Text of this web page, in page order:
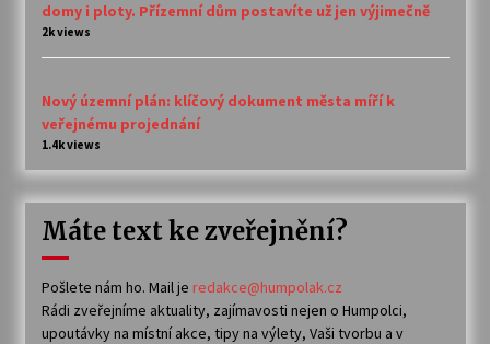
domy i ploty. Přízemní dům postavíte už jen výjimečně
2k views
Nový územní plán: klíčový dokument města míří k
veřejnému projednání
1.4k views
Máte text ke zveřejnění?
Pošlete nám ho. Mail je redakce@humpolak.cz
Rádi zveřejníme aktuality, zajímavosti nejen o Humpolci,
upoutávky na místní akce, tipy na výlety, Vaši tvorbu a v